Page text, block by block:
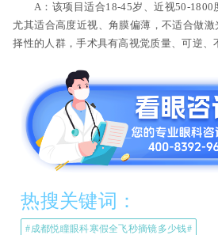
A：该项目适合18-45岁、近视50-1800
尤其适合高度近视、角膜偏薄，不适合做
择性的人群，手术具有高视觉质量、可逆、
热搜关键词：
#成都悦瞳眼科寒假全飞秒摘镜多少钱#